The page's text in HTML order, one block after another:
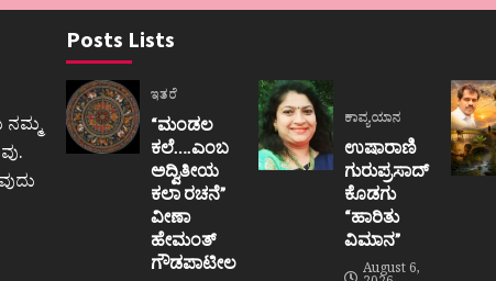
ನಮ್ಮ
Posts Lists
ಇತರೆ
“ಮಂಡಲ
ಕಲೆ….ಎಂಬ
ಅದ್ವಿತೀಯ
ಕಲಾ ರಚನೆ”‌
ವೀಣಾ
ಹೇಮಂತ್‌
ಗೌಡಪಾಟೀಲ
ಕಾವ್ಯಯಾನ
ಉಷಾರಾಣಿ
ಗುರುಪ್ರಸಾದ್
ಕೊಡಗು
“ಹಾರಿತು
ವಿಮಾನ”
August 6,